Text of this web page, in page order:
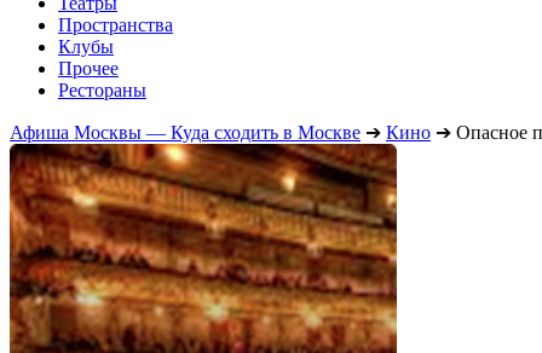
Пространства
Клубы
Прочее
Рестораны
Афиша Москвы — Куда сходить в Москве ➔ Кино ➔ Опасное